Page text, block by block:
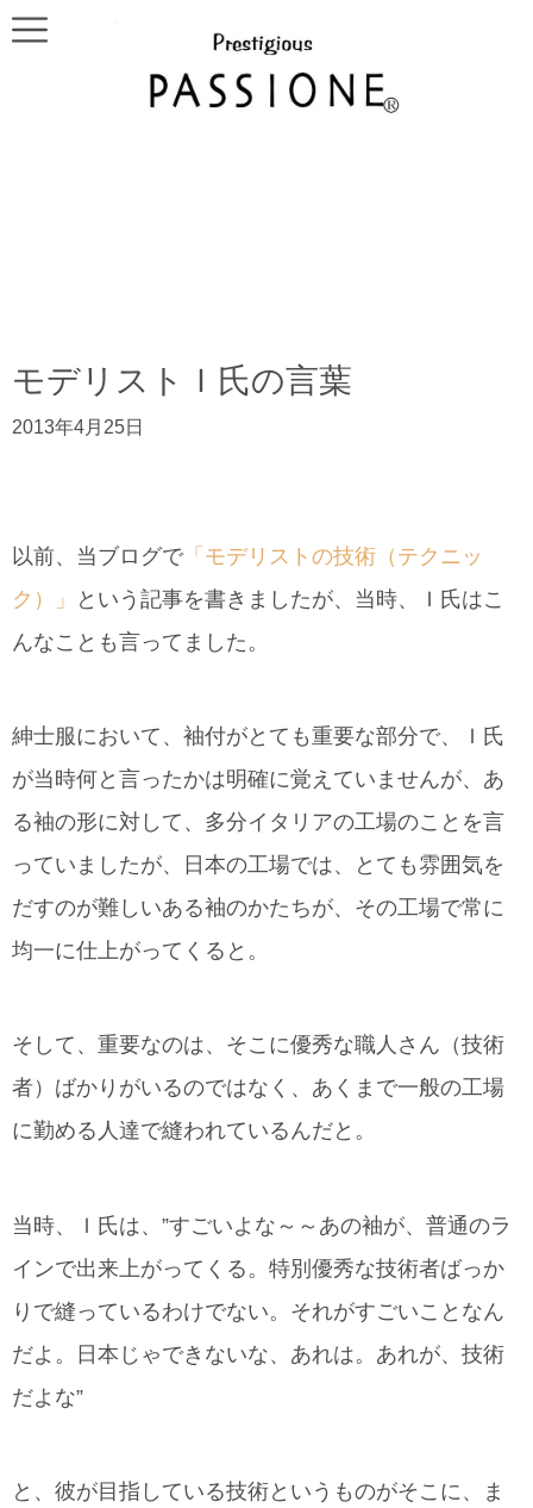
モデリストＩ氏の言葉
2013年4月25日
以前、当ブログで「モデリストの技術（テクニッ
ク）」
という記事を書きましたが、当時、Ｉ氏はこ
んなことも言ってました。
紳士服において、袖付がとても重要な部分で、Ｉ氏
が当時何と言ったかは明確に覚えていませんが、あ
る袖の形に対して、多分イタリアの工場のことを言
っていましたが、日本の工場では、とても雰囲気を
だすのが難しいある袖のかたちが、その工場で常に
均一に仕上がってくると。
そして、重要なのは、そこに優秀な職人さん（技術
者）ばかりがいるのではなく、あくまで一般の工場
に勤める人達で縫われているんだと。
当時、Ｉ氏は、”すごいよな～～あの袖が、普通のラ
インで出来上がってくる。特別優秀な技術者ばっか
りで縫っているわけでない。それがすごいことなん
だよ。日本じゃできないな、あれは。あれが、技術
だよな”
と、彼が目指している技術というものがそこに、ま